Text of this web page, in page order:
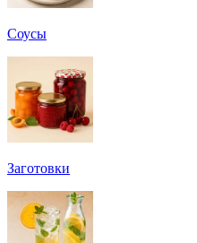
Соусы
Заготовки